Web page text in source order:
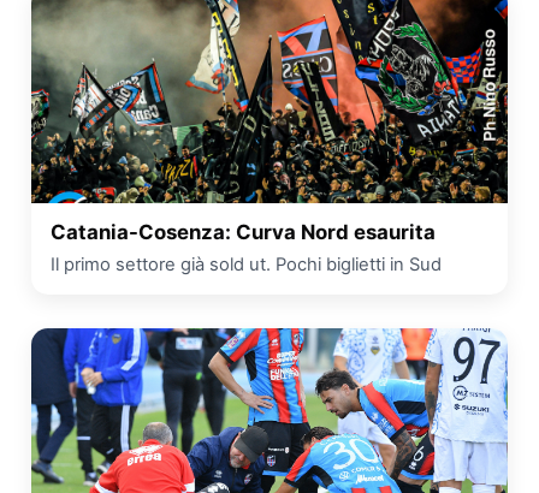
Catania-Cosenza: Curva Nord esaurita
Il primo settore già sold ut. Pochi biglietti in Sud